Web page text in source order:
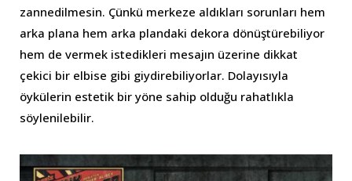
zannedilmesin. Çünkü merkeze aldıkları sorunları hem
arka plana hem arka plandaki dekora dönüştürebiliyor
hem de vermek istedikleri mesajın üzerine dikkat
çekici bir elbise gibi giydirebiliyorlar. Dolayısıyla
öykülerin estetik bir yöne sahip olduğu rahatlıkla
söylenilebilir.